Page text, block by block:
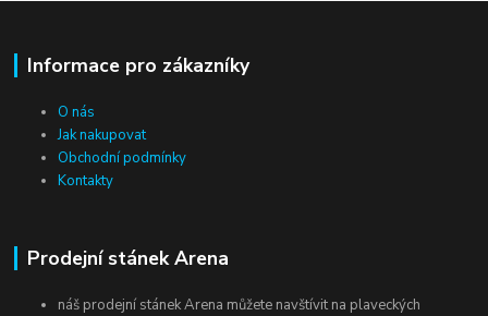
Informace pro zákazníky
O nás
Jak nakupovat
Obchodní podmínky
Kontakty
Prodejní stánek Arena
náš prodejní stánek Arena můžete navštívit na plaveckých